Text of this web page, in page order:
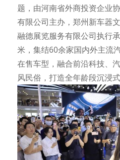
题，由河南省外商投资企业
有限公司主办，郑州新车器
融德展览服务有限公司执行
米，集结60余家国内外主流
在售车型，融合前沿科技、
风民俗，打造全年龄段沉浸式